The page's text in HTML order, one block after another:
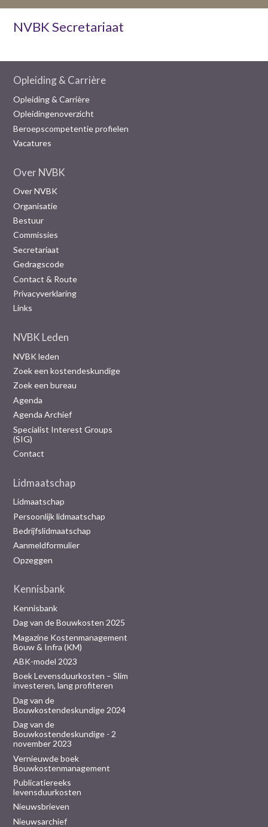
NVBK Secretariaat
Opleiding & Carrière
Opleiding & Carrière
Opleidingenoverzicht
Beroepscompetentie profielen
Vacatures
Over NVBK
Over NVBK
Organisatie
Bestuur
Commissies
Secretariaat
Gedragscode
Contact & Route
Privacyverklaring
Links
NVBK Leden
NVBK leden
Zoek een kostendeskundige
Zoek een bureau
Agenda
Agenda Archief
Specialist Interest Groups
(SIG)
Contact
Lidmaatschap
Lidmaatschap
Persoonlijk lidmaatschap
Bedrijfslidmaatschap
Aanmeldformulier
Opzeggen
Kennisbank
Kennisbank
Dag van de Bouwkosten 2025
Magazine Kostenmanagement
Bouw & Infra (KM)
ABK-model 2023
Boek Levensduurkosten – Slim
investeren, lang profiteren
Dag van de
Bouwkostendeskundige 2024
Dag van de
Bouwkostendeskundige - 2
november 2023
Vernieuwde boek
Bouwkostenmanagement
Publicatiereeks
levensduurkosten
Nieuwsbrieven
Nieuwsarchief